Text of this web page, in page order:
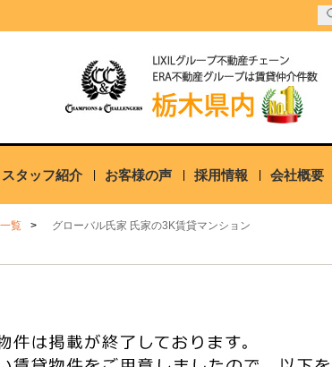
スタッフ紹介 お客様の声 採用情報 会社概要
覧 グローバル氏家 氏家の3K賃貸マンション